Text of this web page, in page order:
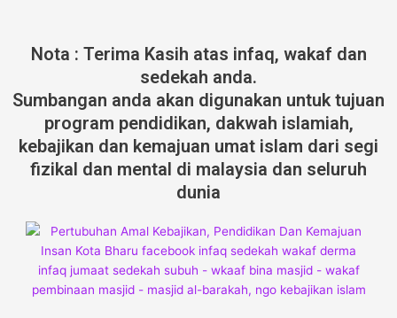
Nota : Terima Kasih atas infaq, wakaf dan
sedekah anda.
Sumbangan anda akan digunakan untuk tujuan
program pendidikan, dakwah islamiah,
kebajikan dan kemajuan umat islam dari segi
fizikal dan mental di malaysia dan seluruh
dunia